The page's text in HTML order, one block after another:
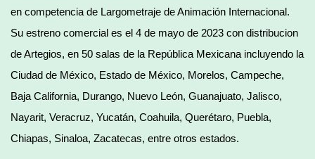
en competencia de Largometraje de Animación Internacional.
Su estreno comercial es el 4 de mayo de 2023 con distribucion
de Artegios, en 50 salas de la República Mexicana incluyendo la
Ciudad de México, Estado de México, Morelos, Campeche,
Baja California, Durango, Nuevo León, Guanajuato, Jalisco,
Nayarit, Veracruz, Yucatán, Coahuila, Querétaro, Puebla,
Chiapas, Sinaloa, Zacatecas, entre otros estados.